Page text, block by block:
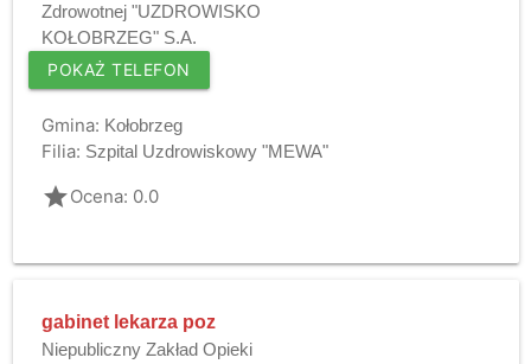
Zdrowotnej "UZDROWISKO
KOŁOBRZEG" S.A.
POKAŻ TELEFON
Gmina: Kołobrzeg
Filia: Szpital Uzdrowiskowy "MEWA"
gradeOcena: 0.0
gabinet lekarza poz
Niepubliczny Zakład Opieki